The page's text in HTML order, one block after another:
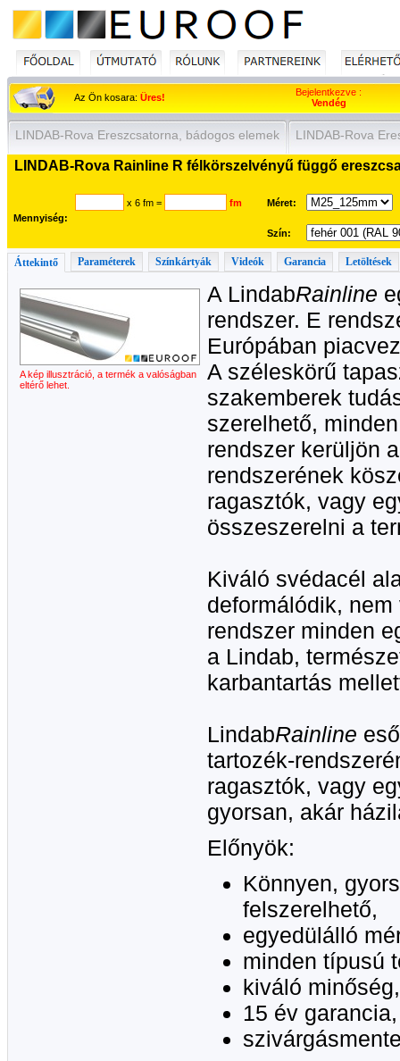
Az Ön kosara: Üres!
Bejelentkezve :
Vendég
LINDAB-Rova Ereszcsatorna, bádogos elemek LINDAB-Rova
LINDAB-Rova Rainline R félkörszelvényű függő
Mennyiség:
x 6 fm = fm Méret:
Szín:
Áttekintő Paraméterek Színkártyák Videók Garancia Letöltések
A kép illusztráció, a termék a valóságban
eltérő lehet.
A LindabRainline
rendszer. E
Európában
A széleskörű
szakemberek
szerelhető,
rendszer kerüljön
rendszerének
ragasztók, vagy
összeszerelni a
Kiváló svédacél
deformálódik,
rendszer minden
a Lindab,
karbantartás
LindabRainline
tartozék-
ragasztók, vagy
gyorsan, akár
Előnyök:
Könnyen,
felszerelhető,
egyedülálló
minden típusú
kiváló minőség,
15 év garancia,